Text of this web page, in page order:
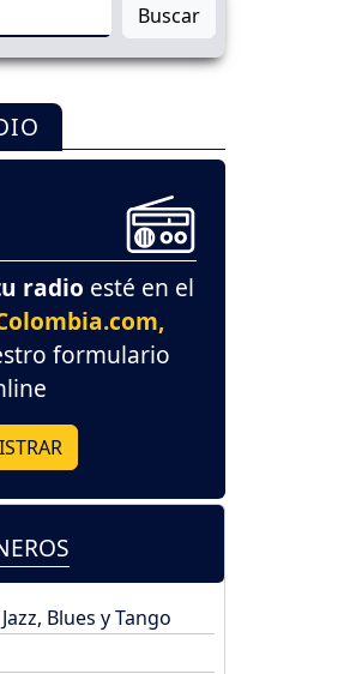
Buscar
radio esté en el
formulario
Blues y Tango